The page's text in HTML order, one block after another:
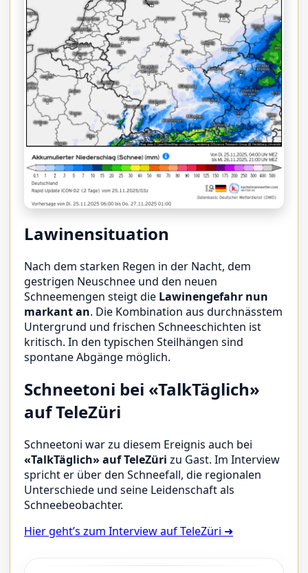
Lawinensituation
Nach dem starken Regen in der Nacht, dem
gestrigen Neuschnee und den neuen
Schneemengen steigt die Lawinengefahr nun
markant an. Die Kombination aus durchnässtem
Untergrund und frischen Schneeschichten ist
kritisch. In den typischen Steilhängen sind
spontane Abgänge möglich.
Schneetoni bei «TalkTäglich»
auf TeleZüri
Schneetoni war zu diesem Ereignis auch bei
«TalkTäglich» auf TeleZüri zu Gast. Im Interview
spricht er über den Schneefall, die regionalen
Unterschiede und seine Leidenschaft als
Schneebeobachter.
Hier geht’s zum Interview auf TeleZüri ➜